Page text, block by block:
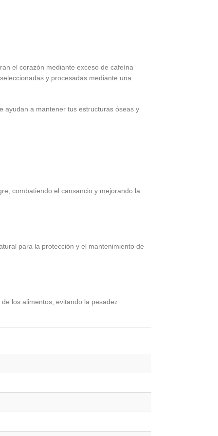
el corazón mediante exceso de cafeína
y procesadas mediante una
ayudan a mantener tus estructuras óseas y
combatiendo el cansancio y mejorando la
para la protección y el mantenimiento de
los alimentos, evitando la pesadez